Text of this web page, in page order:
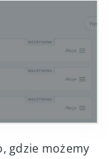
gdzie możemy